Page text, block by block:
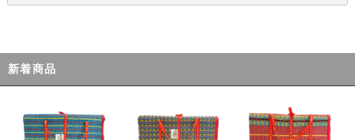
新着商品